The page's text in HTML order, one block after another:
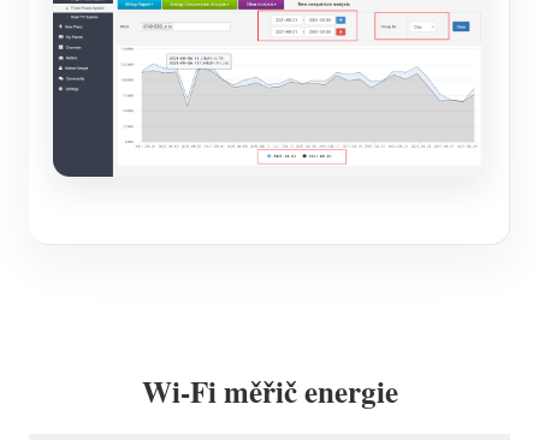
Wi-Fi měřič energie